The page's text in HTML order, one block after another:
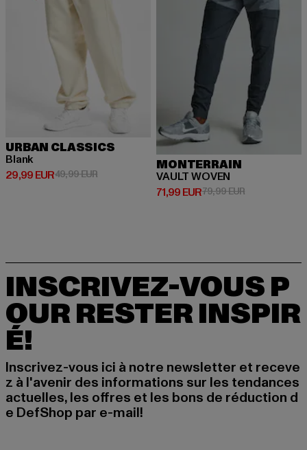
URBAN CLASSICS
Blank
29,99 EUR
Prix courant: 29,99 EUR
49,99 EURPrix en promotion: 49,99 EUR
MONTERRAIN
VAULT WOVEN
71,99 EUR
Prix courant: 71,99 EUR
79,99 EURPrix en
INSCRIVEZ-VOUS P
OUR RESTER INSPIR
É!
Inscrivez-vous ici à notre newsletter et receve
z à l'avenir des informations sur les tendances
actuelles, les offres et les bons de réduction d
e DefShop par e-mail!